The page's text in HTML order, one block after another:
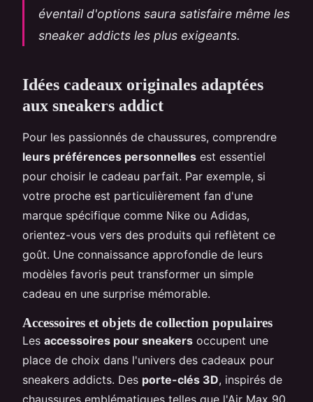
éventail d'options saura satisfaire même les
sneaker addicts les plus exigeants.
Idées cadeaux originales adaptées
aux sneakers addict
Pour les passionnés de chaussures, comprendre
leurs préférences personnelles est essentiel
pour choisir le cadeau parfait. Par exemple, si
votre proche est particulièrement fan d'une
marque spécifique comme Nike ou Adidas,
orientez-vous vers des produits qui reflètent ce
goût. Une connaissance approfondie de leurs
modèles favoris peut transformer un simple
cadeau en une surprise mémorable.
Accessoires et objets de collection populaires
Les accessoires pour sneakers occupent une
place de choix dans l'univers des cadeaux pour
sneakers addicts. Des porte-clés 3D, inspirés de
chaussures emblématiques telles que l'Air Max 90,